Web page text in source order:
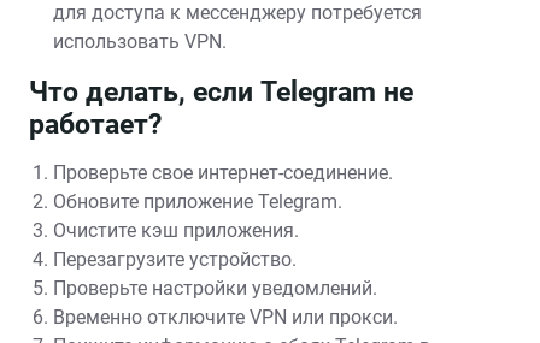
для доступа к мессенджеру потребуется
использовать VPN.
Что делать, если Telegram не
работает?
Проверьте свое интернет-соединение.
Обновите приложение Telegram.
Очистите кэш приложения.
Перезагрузите устройство.
Проверьте настройки уведомлений.
Временно отключите VPN или прокси.